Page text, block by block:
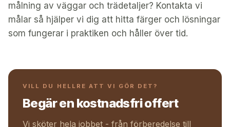
målning av väggar och trädetaljer? Kontakta vi
målar så hjälper vi dig att hitta färger och lösningar
som fungerar i praktiken och håller över tid.
VILL DU HELLRE ATT VI GÖR DET?
Begär en kostnadsfri offert
Vi sköter hela jobbet - från förberedelse till